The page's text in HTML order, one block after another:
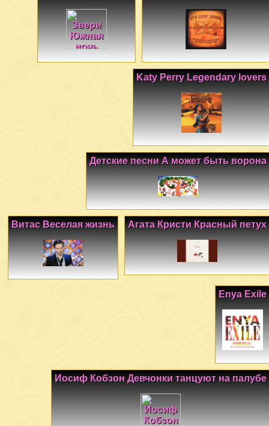
Katy Perry Legendary lovers
Детские песни А может быть ворона
Агата Кристи Красный петух
Витас Веселая жизнь
Enya Exile
Иосиф Кобзон Девчонки танцуют на палубе